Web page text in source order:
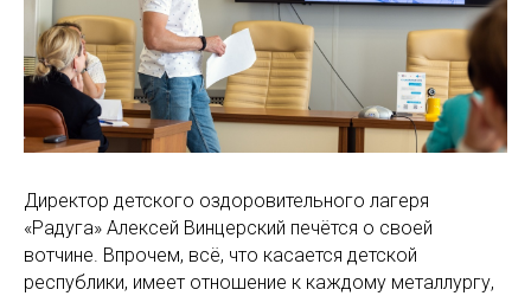
Директор детского оздоровительного лагеря
«Радуга» Алексей Винцерский печётся о своей
вотчине. Впрочем, всё, что касается детской
республики, имеет отношение к каждому металлургу,